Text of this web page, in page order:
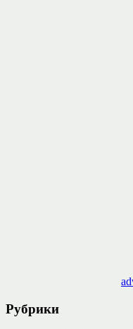
Рубрики